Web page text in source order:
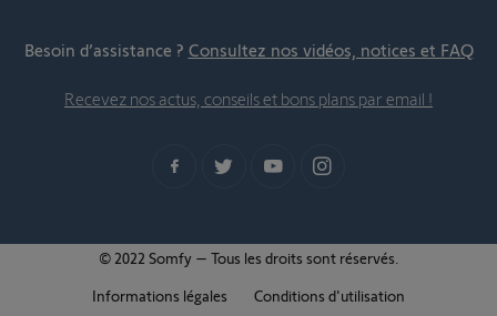
Besoin d’assistance ? Consultez nos vidéos, notices et FAQ
Recevez nos actus, conseils et bons plans par email !
© 2022 Somfy – Tous les droits sont réservés.
Informations légales
Conditions d'utilisation